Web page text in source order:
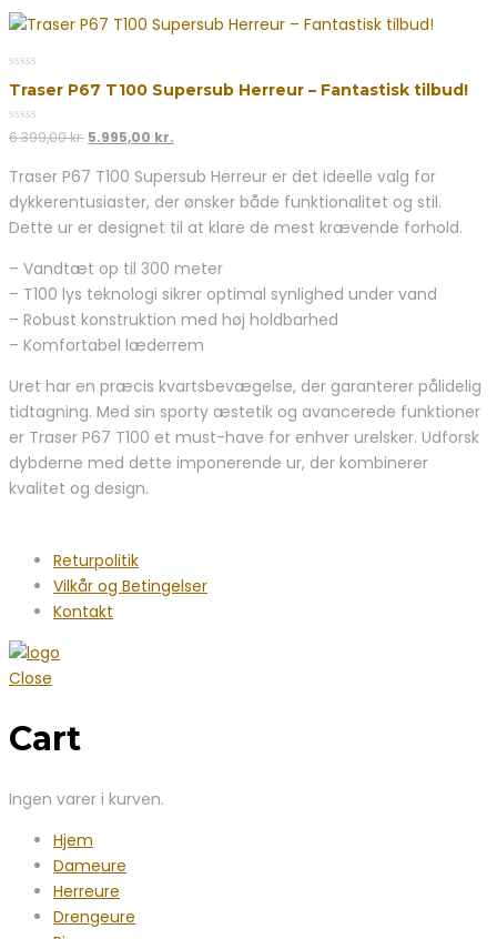
out
5
Traser P67 T100 Supersub Herreur – Fantastisk tilbud!
0
out
5
6.399,00kr. Den
pris
var:
6.399,00 kr..
5.995,00 kr.
pris
er:
5.995,00 kr..
Traser P67 T100 Supersub Herreur er det ideelle valg for
dykkerentusiaster, der ønsker både funktionalitet og stil.
Dette ur er designet til at klare de mest krævende forhold.
– Vandtæt op til 300 meter
– T100 lys teknologi sikrer optimal synlighed under vand
– Robust konstruktion med høj holdbarhed
– Komfortabel læderrem
Uret har en præcis kvartsbevægelse, der garanterer pålidelig
tidtagning. Med sin sporty æstetik og avancerede funktioner
er Traser P67 T100 et must-have for enhver urelsker. Udforsk
dybderne med dette imponerende ur, der kombinerer
kvalitet og design.
Returpolitik
Vilkår og Betingelser
Kontakt
Close
Cart
Ingen varer i kurven.
Hjem
Dameure
Herreure
Drengeure